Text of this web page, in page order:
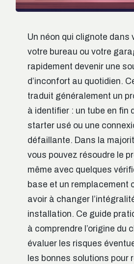
Un néon qui clignote dans
votre bureau ou votre
rapidement devenir une
d’inconfort au quotidien.
traduit généralement un
à identifier : un tube en fin
starter usé ou une
défaillante. Dans la
vous pouvez résoudre le
même avec quelques
base et un remplacement
avoir à changer
installation. Ce guide
à comprendre l’origine du
évaluer les risques
les bonnes solutions pour